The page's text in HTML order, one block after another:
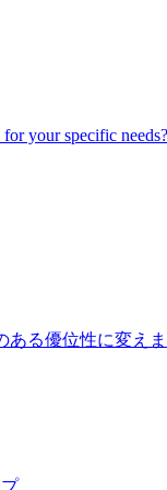
your specific needs?
ある優位性に変え